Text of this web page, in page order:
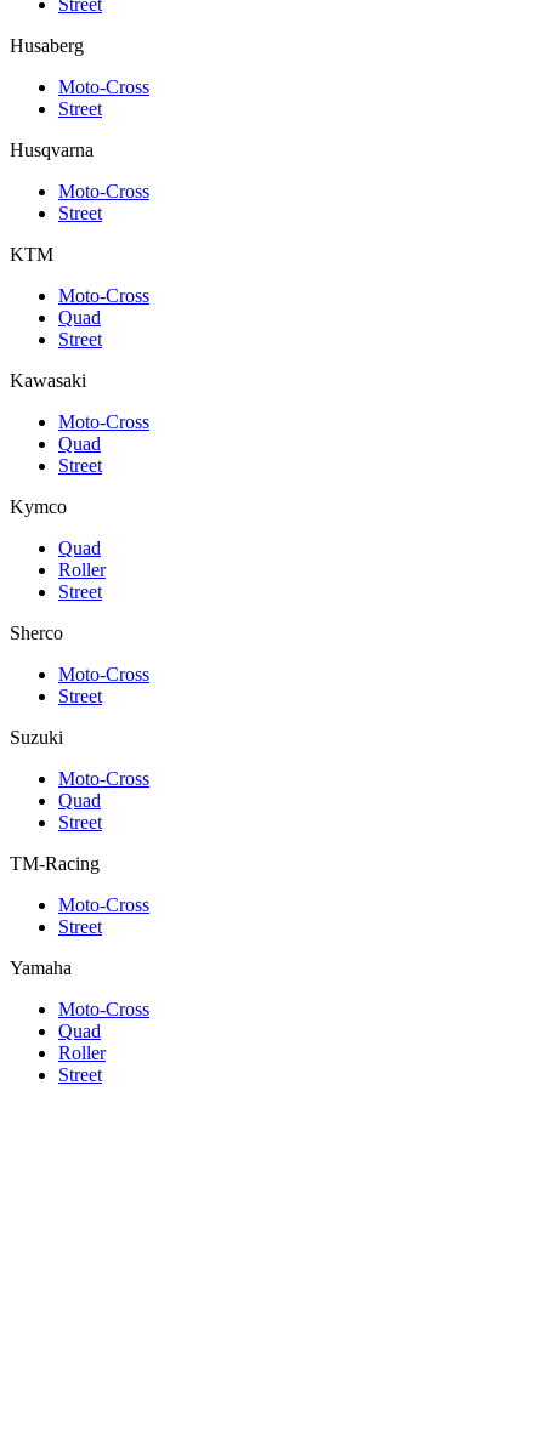
Husaberg
Moto-Cross
Street
Husqvarna
Moto-Cross
Street
KTM
Moto-Cross
Quad
Street
Kawasaki
Moto-Cross
Quad
Street
Kymco
Quad
Roller
Street
Sherco
Moto-Cross
Street
Suzuki
Moto-Cross
Quad
Street
TM-Racing
Moto-Cross
Street
Yamaha
Moto-Cross
Quad
Roller
Street